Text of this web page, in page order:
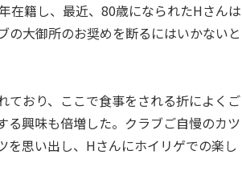
在籍し、最近、80歳になられたHさんは
大御所のお奨めを断るにはいかないと
ており、ここで食事をされる折によくご
興味も倍増した。クラブご自慢のカツ
を思い出し、Hさんにホイリゲでの楽し